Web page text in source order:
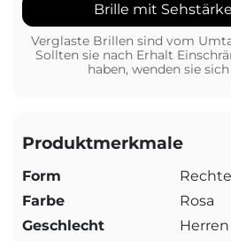
Brille mit
Verglaste Brillen sind vom
Sollten sie nach Erhalt
haben, wenden sie
Produktmerkmale
Form
Farbe
Rosa
Geschlecht
Herren